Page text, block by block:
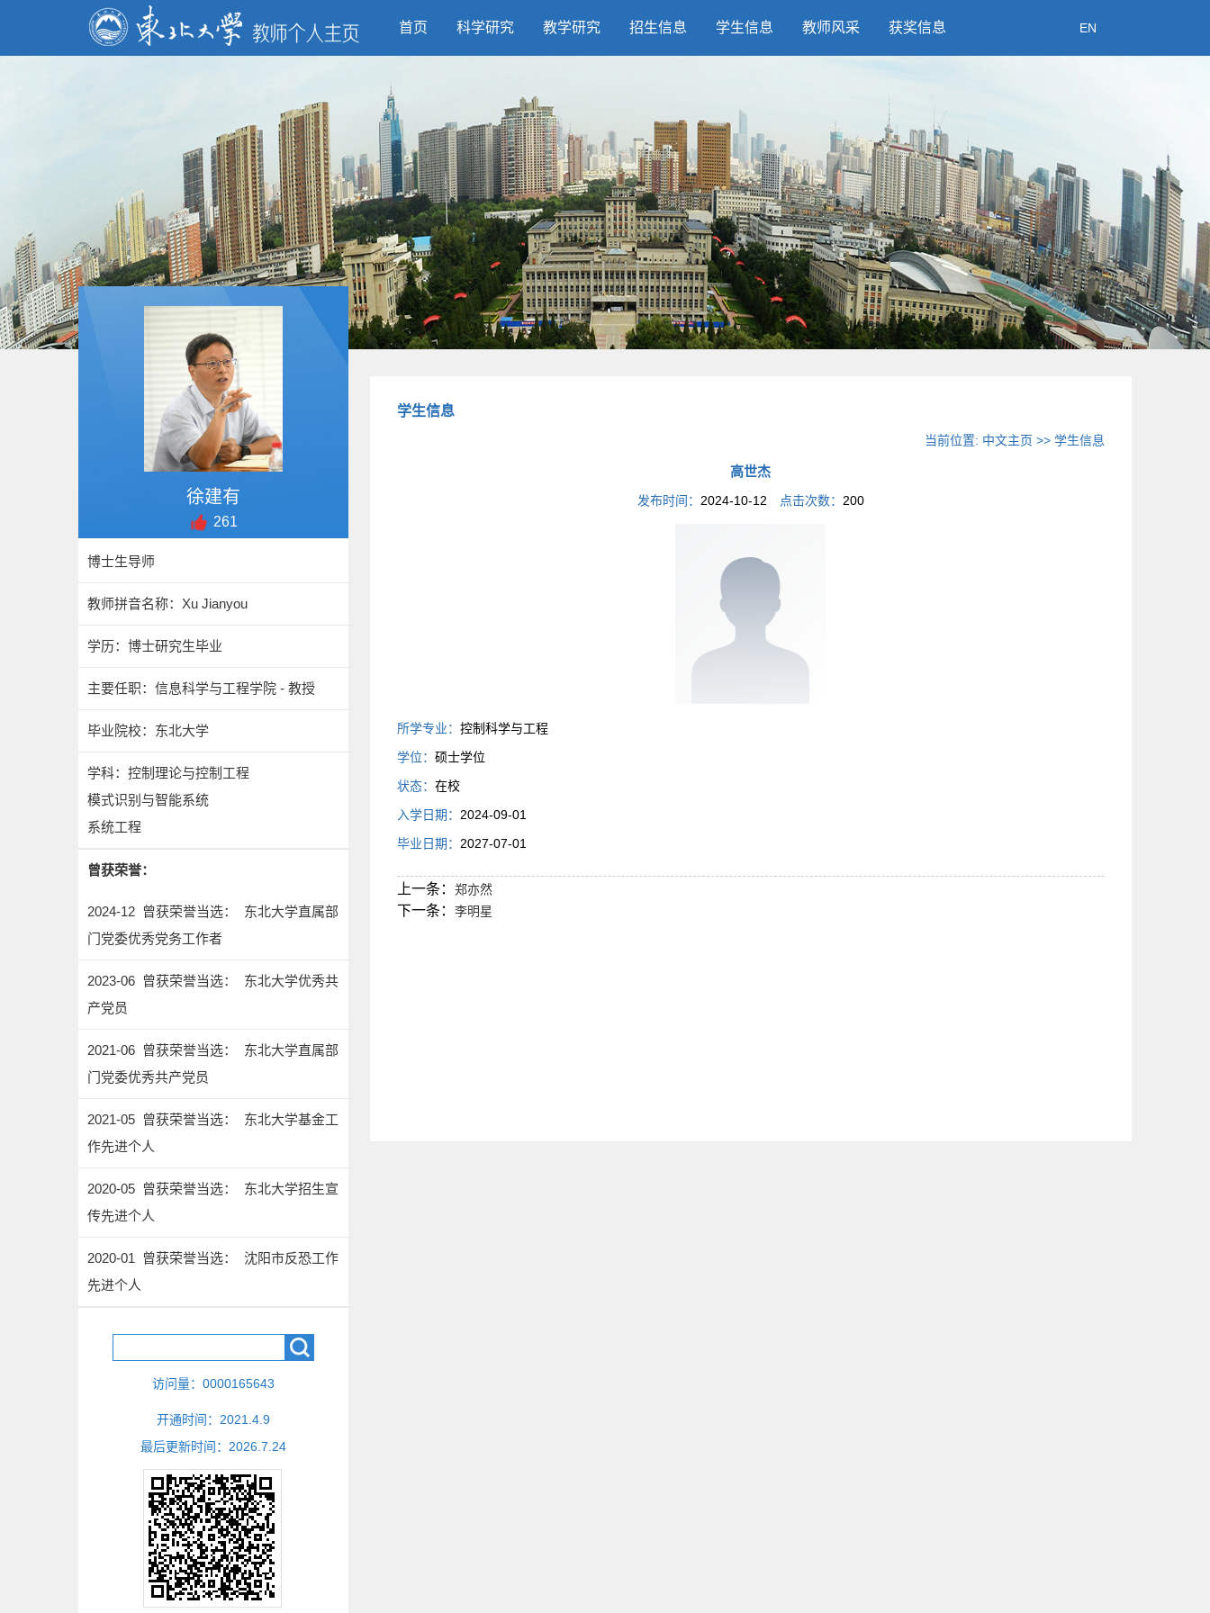
首页 科学研究 教学研究 招生信息 学生信息 教师风采 获奖信息 EN
徐建有
261
博士生导师
教师拼音名称：Xu Jianyou
学历：博士研究生毕业
主要任职：信息科学与工程学院 - 教授
毕业院校：东北大学
学科：控制理论与控制工程
模式识别与智能系统
系统工程
曾获荣誉：
2024-12 曾获荣誉当选： 东北大学直属部
门党委优秀党务工作者
2023-06 曾获荣誉当选： 东北大学优秀共
产党员
2021-06 曾获荣誉当选： 东北大学直属部
门党委优秀共产党员
2021-05 曾获荣誉当选： 东北大学基金工
作先进个人
2020-05 曾获荣誉当选： 东北大学招生宣
传先进个人
2020-01 曾获荣誉当选： 沈阳市反恐工作
先进个人
访问量： 0000165643
开通时间： 2021 4 9
最后更新时间： 2026 7 24
学生信息
当前位置: 中文主页 >>学生信息
高世杰
发布时间： 2024-10-12 点击次数： 200
所学专业： 控制科学与工程
学位： 硕士学位
状态： 在校
入学日期： 2024-09-01
毕业日期： 2027-07-01
上一条： 郑亦然
下一条： 李明星